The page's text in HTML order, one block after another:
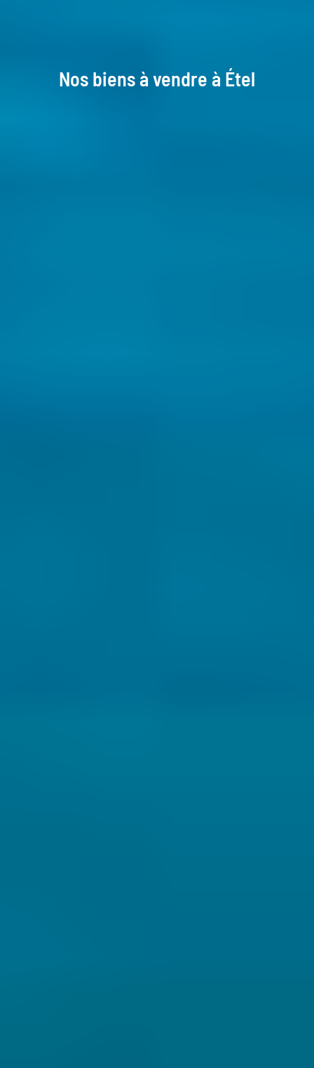
Nos biens à vendre à Étel